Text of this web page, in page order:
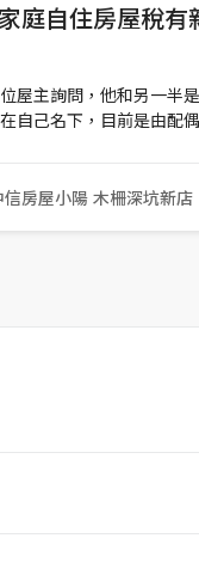
庭自住房屋稅有
屋主詢問，他和另一半
自己名下，目前是由配
異性婚姻家庭享有一致的
信房屋小陽 木柵深坑新店